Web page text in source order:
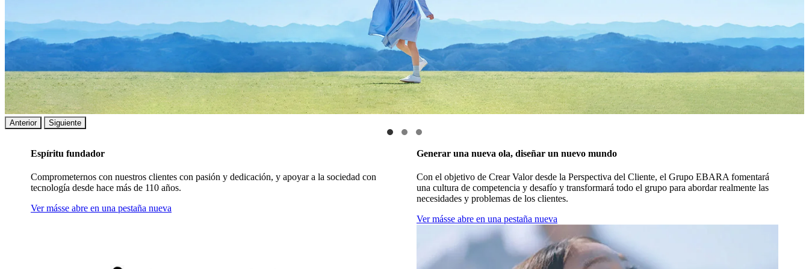
Anterior Siguiente
Espíritu fundador
Comprometernos con nuestros clientes con pasión y dedicación, y apoyar a la sociedad con
tecnología desde hace más de 110 años.
Ver másse abre en una pestaña nueva
Generar una nueva ola, diseñar un nuevo mundo
Con el objetivo de Crear Valor desde la Perspectiva del Cliente, el Grupo EBARA fomentará
una cultura de competencia y desafío y transformará todo el grupo para abordar realmente las
necesidades y problemas de los clientes.
Ver másse abre en una pestaña nueva